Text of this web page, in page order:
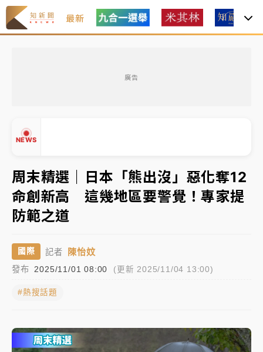
最新
廣告
NEWS
有片｜
連根拔起
中颱白海豚風雨來了！中部以北防豪雨 今晚、明天影
響最劇烈
白海豚逼近！北市水門只出不進 未移置車輛最高罰
4800＋拖吊費
油價持續凍漲！ 中油宣布下周一汽柴油價格維持不變
路鷹架倒塌壓2車
連根拔起
▲
▼
周末精選｜日本「熊出沒」惡化奪12
命創新高 這幾地區要警覺！專家提
防範之道
國際 記者 陳怡妏
發布 2025/11/01 08:00 (更新 2025/11/04 13:00)
#熱搜話題